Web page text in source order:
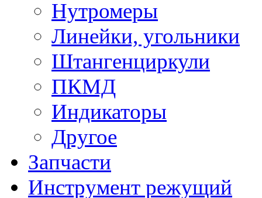
Нутромеры
Линейки, угольники
Штангенциркули
ПКМД
Индикаторы
Другое
Запчасти
Инструмент режущий